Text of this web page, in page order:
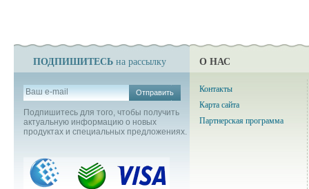
ПОДПИШИТЕСЬ на рассылку
Отправить
Подпишитесь для того, чтобы получить
актуальную информацию о новых
продуктах и специальных предложениях.
О НАС
Контакты
Карта сайта
Партнерская программа